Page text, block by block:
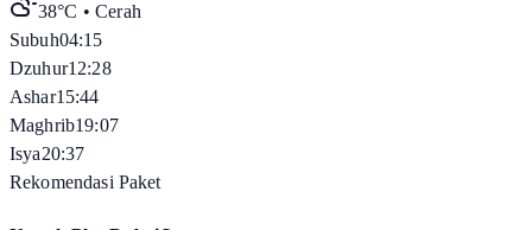
38°C •Cerah
Subuh04:15
Dzuhur12:28
Ashar15:44
Maghrib19:07
Isya20:37
Rekomendasi Paket